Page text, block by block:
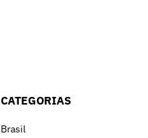
CATEGORIAS
Brasil